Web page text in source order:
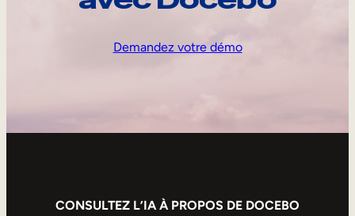
Demandez votre démo
CONSULTEZ L’IA À PROPOS DE DOCEBO